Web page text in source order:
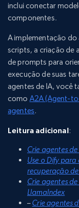
inclui conectar
componentes.
A implementação do
scripts, a criação de
de prompts para
execução de suas
agentes de IA, você
como A2A (Agent-
agentes.
Leitura adicional:
Crie agentes
Use o Dify para
recuperação
Crie agentes
LlamaIndex
– Crie agentes